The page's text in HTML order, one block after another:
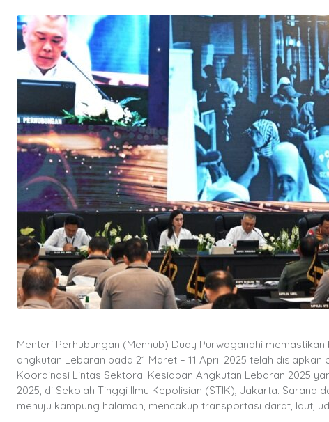
Menteri Perhubungan (Menhub) Dudy Purwagandhi
angkutan Lebaran pada 21 Maret – 11 April 2025 telah
Koordinasi Lintas Sektoral Kesiapan Angkutan Lebaran 2025
2025, di Sekolah Tinggi Ilmu Kepolisian (STIK), Jakarta.
menuju kampung halaman, mencakup transportasi darat, laut,